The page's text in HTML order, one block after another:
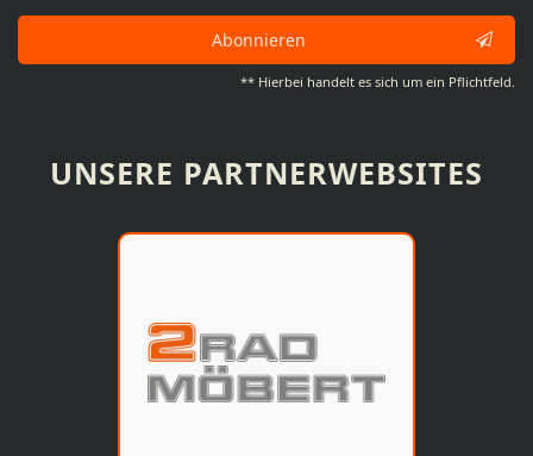
Abonnieren
** Hierbei handelt es sich um ein Pflichtfeld.
UNSERE PARTNERWEBSITES